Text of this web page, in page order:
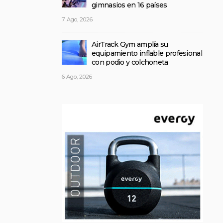
gimnasios en 16 países
7 Ago, 2026
AirTrack Gym amplía su
equipamiento inflable profesional
con podio y colchoneta
6 Ago, 2026